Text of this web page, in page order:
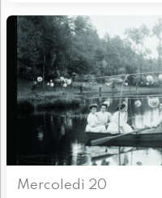
Mercoledì 20